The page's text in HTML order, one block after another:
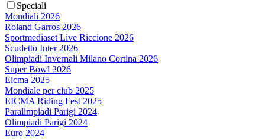
Speciali
Mondiali 2026
Roland Garros 2026
Sportmediaset Live Riccione 2026
Scudetto Inter 2026
Olimpiadi Invernali Milano Cortina 2026
Super Bowl 2026
Eicma 2025
Mondiale per club 2025
EICMA Riding Fest 2025
Paralimpiadi Parigi 2024
Olimpiadi Parigi 2024
Euro 2024